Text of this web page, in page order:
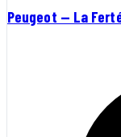
Peugeot — La